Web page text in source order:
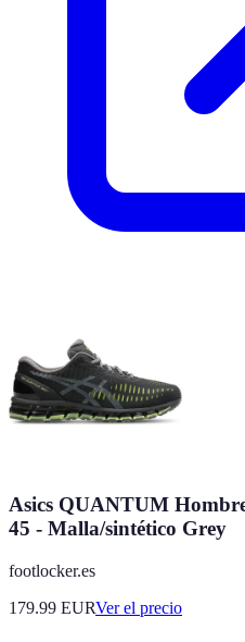
Asics QUANTUM
45 - Malla/sintético Grey
footlocker.es
179.99 EURVer el precio